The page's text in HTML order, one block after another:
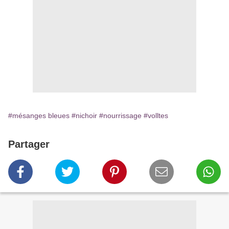
#mésanges bleues #nichoir #nourrissage #volltes
Partager